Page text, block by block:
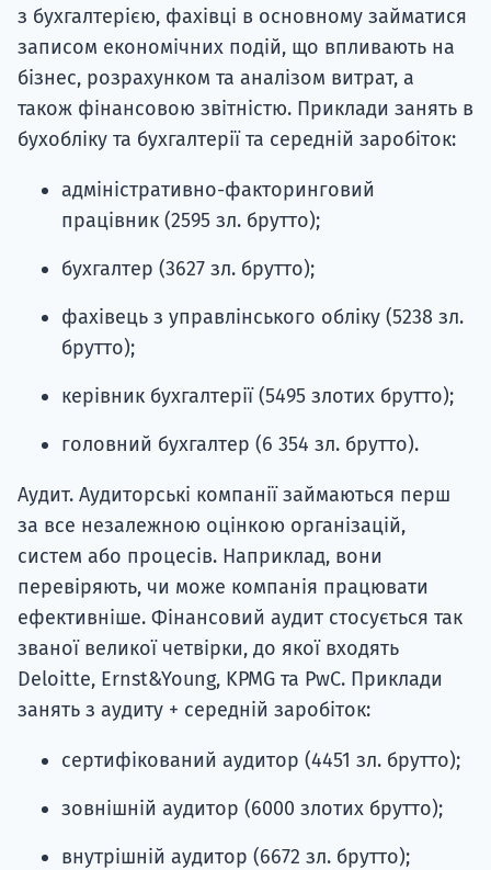
з бухгалтерією, фахівці в основному займатися
записом економічних подій, що впливають на
бізнес, розрахунком та аналізом витрат, а
також фінансовою звітністю. Приклади занять в
бухобліку та бухгалтерії та середній заробіток:
адміністративно-факторинговий
працівник (2595 зл. брутто);
бухгалтер (3627 зл. брутто);
фахівець з управлінського обліку (5238 зл.
брутто);
керівник бухгалтерії (5495 злотих брутто);
головний бухгалтер (6 354 зл. брутто).
Аудит. Аудиторські компанії займаються перш
за все незалежною оцінкою організацій,
систем або процесів. Наприклад, вони
перевіряють, чи може компанія працювати
ефективніше. Фінансовий аудит стосується так
званої великої четвірки, до якої входять
Deloitte, Ernst&Young, KPMG та PwC. Приклади
занять з аудиту + середній заробіток:
сертифікований аудитор (4451 зл. брутто);
зовнішній аудитор (6000 злотих брутто);
внутрішній аудитор (6672 зл. брутто);